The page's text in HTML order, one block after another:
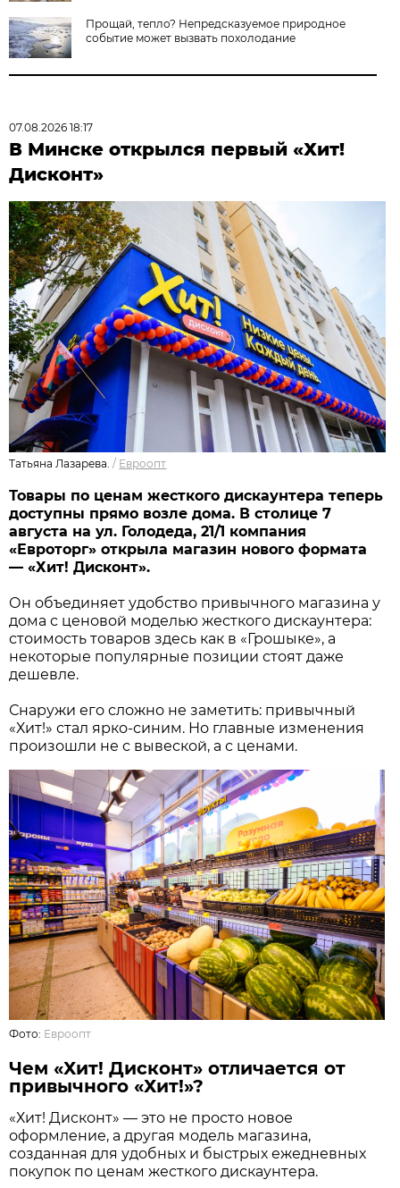
Прощай, тепло? Непредсказуемое природное
событие может вызвать похолодание
07.08.2026 18:17
В Минске открылся первый «Хит!
Дисконт»
Татьяна Лазарева. / Евроопт
Товары по ценам жесткого дискаунтера теперь
доступны прямо возле дома. В столице 7
августа на ул. Голодеда, 21/1 компания
«Евроторг» открыла магазин нового формата
— «Хит! Дисконт».
Он объединяет удобство привычного магазина у
дома с ценовой моделью жесткого дискаунтера:
стоимость товаров здесь как в «Грошыке», а
некоторые популярные позиции стоят даже
дешевле.
Снаружи его сложно не заметить: привычный
«Хит!» стал ярко-синим. Но главные изменения
произошли не с вывеской, а с ценами.
Фото: Евроопт
Чем «Хит! Дисконт» отличается от
привычного «Хит!»?
«Хит! Дисконт» — это не просто новое
оформление, а другая модель магазина,
созданная для удобных и быстрых ежедневных
покупок по ценам жесткого дискаунтера.